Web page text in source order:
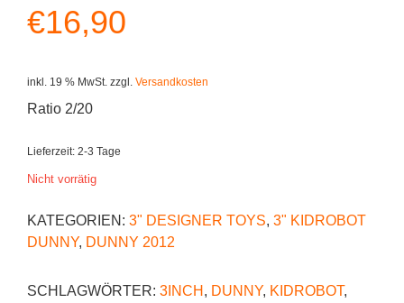
€16,90
inkl. 19 % MwSt. zzgl. Versandkosten
Ratio 2/20
Lieferzeit: 2-3 Tage
Nicht vorrätig
KATEGORIEN: 3" DESIGNER TOYS, 3" KIDROBOT
DUNNY, DUNNY 2012
SCHLAGWÖRTER: 3INCH , DUNNY, KIDROBOT,